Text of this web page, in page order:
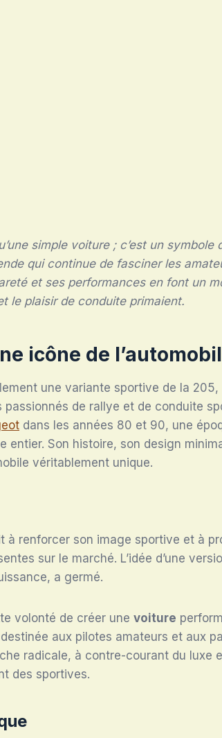
simple voiture ; c’est un symbole
qui continue de fasciner les
et ses performances en font un
le plaisir de conduite primaient.
icône de
une variante sportive de la 205,
de rallye et de conduite
dans les années 80 et 90, une
entier. Son histoire, son design
véritablement unique.
à renforcer son image sportive et à
sur le marché. L’idée d’une
a germé.
volonté de créer une voiture
aux pilotes amateurs et aux
radicale, à contre-courant du luxe
des sportives.